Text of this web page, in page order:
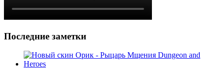
Последние заметки